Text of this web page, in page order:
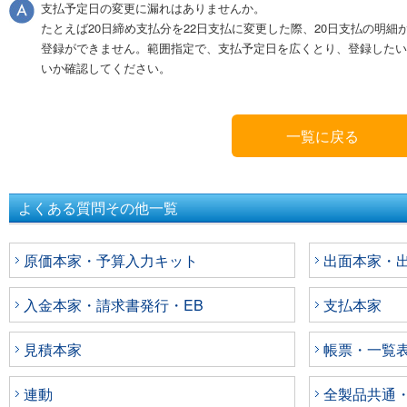
支払予定日の変更に漏れはありませんか。
たとえば20日締め支払分を22日支払に変更した際、20日支払の明細
登録ができません。範囲指定で、支払予定日を広くとり、登録した
いか確認してください。
一覧に戻る
よくある質問その他一覧
原価本家・予算入力キット 出面本家・
入金本家・請求書発行・EB 支払本家
見積本家 帳票・一覧
連動 全製品共通